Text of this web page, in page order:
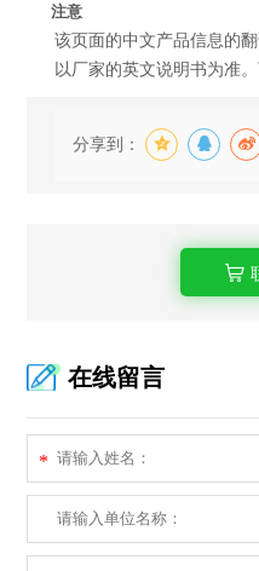
注意
该页面的中文产品信息的
以厂家的英文说明书为准
分享到：
在线留言
*